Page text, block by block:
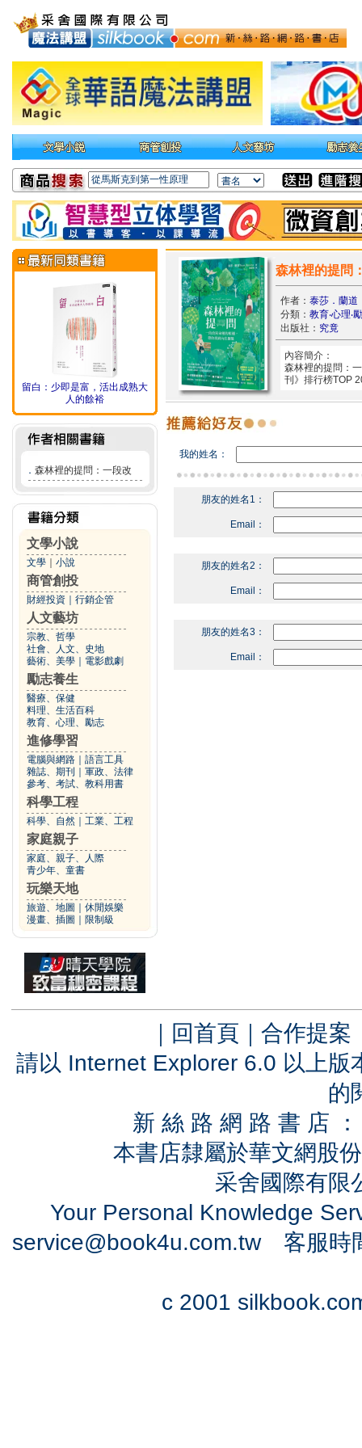
留白：少即是富，活出成熟大
人的餘裕
． 森林裡的提問：一段改
文學小說
文學 小說
商管創投
財經投資 行銷企管
人文藝坊
宗教、哲學
社會、人文、史地
藝術、美學
電影戲劇
勵志養生
醫療、保健
料理、生活百科
教育、心理、勵志
進修學習
電腦與網路
語言工具
雜誌、期刊
軍政、法律
參考、考試、教科用書
科學工程
科學、自然 工業、工程
家庭親子
家庭、親子、人際
青少年、童書
玩樂天地
旅遊、地圖
休閒娛樂
漫畫、插圖
限制級
森林裡的提問
作者： 泰莎．蘭道
分類： 教育‧心理‧
出版社： 究竟
內容簡介：
森林裡的提問：
刊》排行榜TOP
我的姓名：
朋友的姓名1：
Email：
朋友的姓名2：
Email：
朋友的姓名3：
Email：
｜ 回首頁 ｜ 合作提案
請以 Internet Explorer 6.0 以上
的
新 絲 路 網 路 書 店
本書店隸屬於華文網股
采舍國際有
Your Personal Knowledge
service@book4u.com.tw客服時
c 2001